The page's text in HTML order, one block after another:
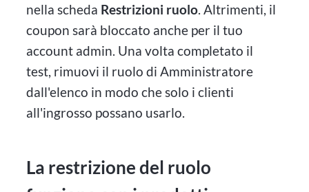
nella scheda Restrizioni ruolo. Altrimenti, il
coupon sarà bloccato anche per il tuo
account admin. Una volta completato il
test, rimuovi il ruolo di Amministratore
dall'elenco in modo che solo i clienti
all'ingrosso possano usarlo.
La restrizione del ruolo